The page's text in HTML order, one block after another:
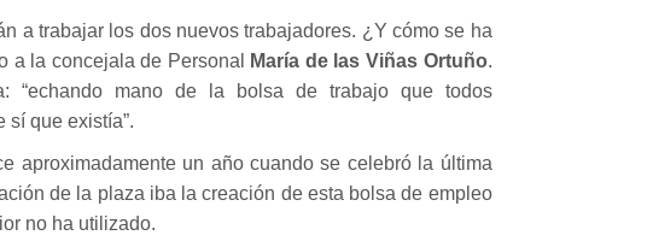
a trabajar los dos nuevos trabajadores. ¿Y cómo se ha
a la concejala de Personal
María de las Viñas Ortuño.
“echando mano de la bolsa de trabajo que todos
sí que existía”.
aproximadamente un año cuando se celebró la última
de la plaza iba la creación de esta bolsa de empleo
no ha utilizado.